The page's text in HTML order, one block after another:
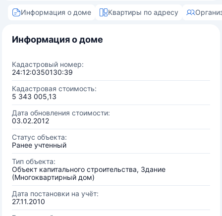
Информация о доме Квартиры по адресу
Информация о доме
Кадастровый номер:
24:12:0350130:39
Кадастровая стоимость:
5 343 005,13
Дата обновления стоимости:
03.02.2012
Статус объекта:
Ранее учтенный
Тип объекта:
Объект капитального строительства, Здание
(Многоквартирный дом)
Дата постановки на учёт:
27.11.2010